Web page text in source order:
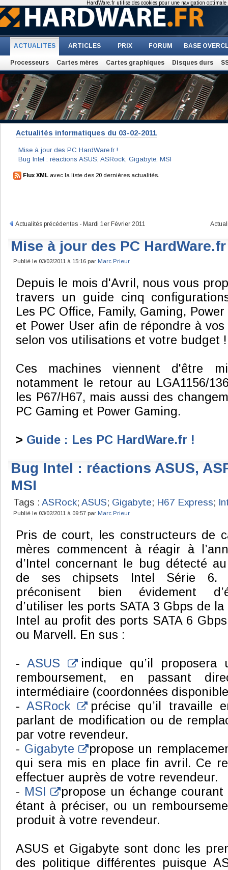
ACTUALITES ARTICLES PRIX FORUM BASE
Processeurs Cartes mères Cartes graphiques Disques durs
Actualités informatiques du 03-02-2011
Mise à jour des PC HardWare.fr !
Bug Intel : réactions ASUS, ASRock, Gigabyte, MSI
Flux XML avec la liste des 20 dernières actualités.
Actualités précédentes - Mardi 1er Février 2011
Mise à jour des PC
Publié le 03/02/2011 à 15:16 par Marc Prieur
Depuis le mois d'Avril, nous vous
travers un guide cinq
Les PC Office, Family, Gaming,
et Power User afin de répondre à vos
selon vos utilisations et votre budget !
Ces machines viennent d'être
notamment le retour au LGA1156/
les P67/H67, mais aussi des
PC Gaming et Power Gaming.
> Guide : Les PC HardWare.fr !
Bug Intel : réactions ASUS,
MSI
Tags : ASRock; ASUS; Gigabyte; H67 Express;
Publié le 03/02/2011 à 09:57 par Marc Prieur
Pris de court, les constructeurs de
mères commencent à réagir à
d’Intel concernant le bug détecté
de ses chipsets Intel Série 6.
préconisent bien évidement
d’utiliser les ports SATA 3 Gbps de la
Intel au profit des ports SATA 6
ou Marvell. En sus :
- ASUS
indique qu’il proposera
remboursement, en passant
intermédiaire (coordonnées
-ASRock précise qu’il travaille
parlant de modification ou de
par votre revendeur.
- Gigabyte
propose un
qui sera mis en place fin avril. Ce
effectuer auprès de votre revendeur.
- MSI
propose un échange courant
étant à préciser, ou un
produit à votre revendeur.
ASUS et Gigabyte sont donc les
des politique différentes puisque
HardWare.fr utilise des cookies pour une navigation